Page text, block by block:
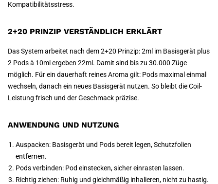
Kompatibilitätsstress.
2+20 PRINZIP VERSTÄNDLICH ERKLÄRT
Das System arbeitet nach dem 2+20 Prinzip: 2ml im Basisgerät plus
2 Pods à 10ml ergeben 22ml. Damit sind bis zu 30.000 Züge
möglich. Für ein dauerhaft reines Aroma gilt: Pods maximal einmal
wechseln, danach ein neues Basisgerät nutzen. So bleibt die Coil-
Leistung frisch und der Geschmack präzise.
ANWENDUNG UND NUTZUNG
Auspacken: Basisgerät und Pods bereit legen, Schutzfolien
entfernen.
Pods verbinden: Pod einstecken, sicher einrasten lassen.
Richtig ziehen: Ruhig und gleichmäßig inhalieren, nicht zu hastig.